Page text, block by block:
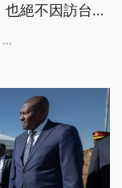
絕不因訪台而
台灣的事實。
...